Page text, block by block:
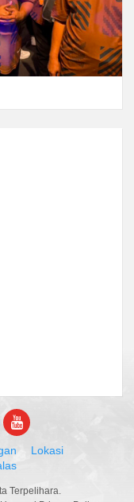
Lokasi
Terpelihara.